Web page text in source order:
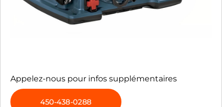
Appelez-nous pour infos supplémentaires
450-438-0288